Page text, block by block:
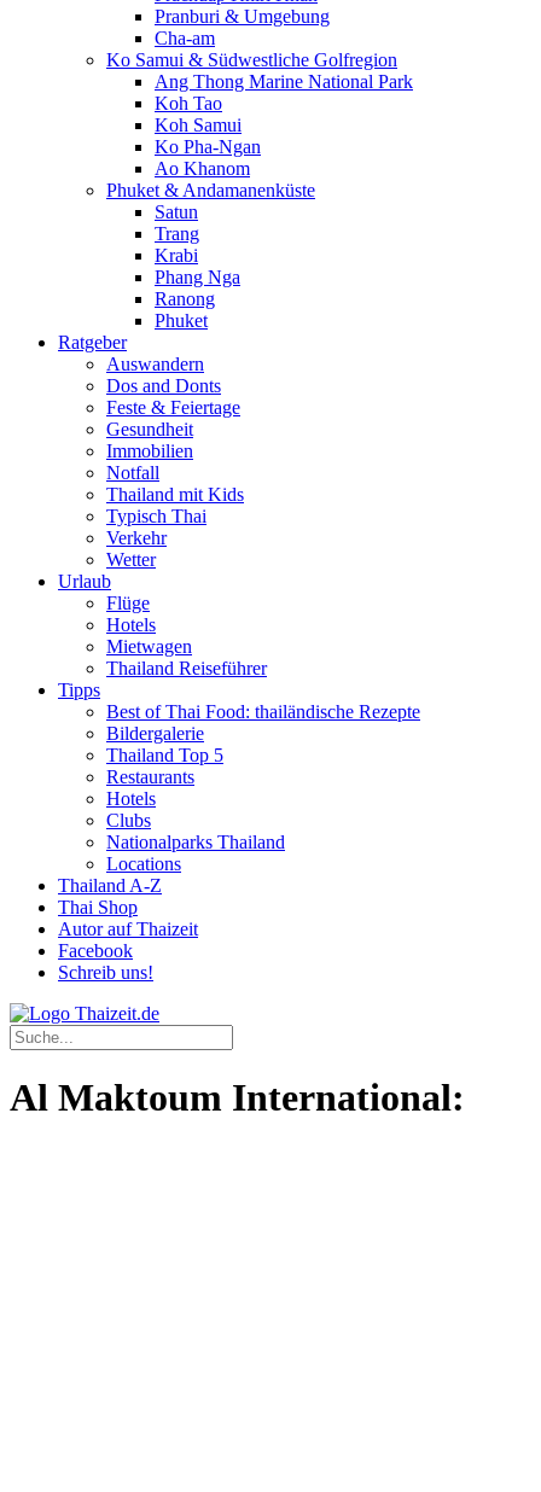
Pranburi & Umgebung
Cha-am
Ko Samui & Südwestliche Golfregion
Ang Thong Marine National Park
Koh Tao
Koh Samui
Ko Pha-Ngan
Ao Khanom
Phuket & Andamanenküste
Satun
Trang
Krabi
Phang Nga
Ranong
Phuket
Ratgeber
Auswandern
Dos and Donts
Feste & Feiertage
Gesundheit
Immobilien
Notfall
Thailand mit Kids
Typisch Thai
Verkehr
Wetter
Urlaub
Flüge
Hotels
Mietwagen
Thailand Reiseführer
Tipps
Best of Thai Food: thailändische Rezepte
Bildergalerie
Thailand Top 5
Restaurants
Hotels
Clubs
Nationalparks Thailand
Locations
Thailand A-Z
Thai Shop
Autor auf Thaizeit
Facebook
Schreib uns!
Al Maktoum International: